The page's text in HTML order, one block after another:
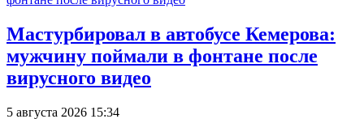
Мастурбировал в автобусе Кемерова:
мужчину поймали в фонтане после
вирусного видео
5 августа 2026 15:34